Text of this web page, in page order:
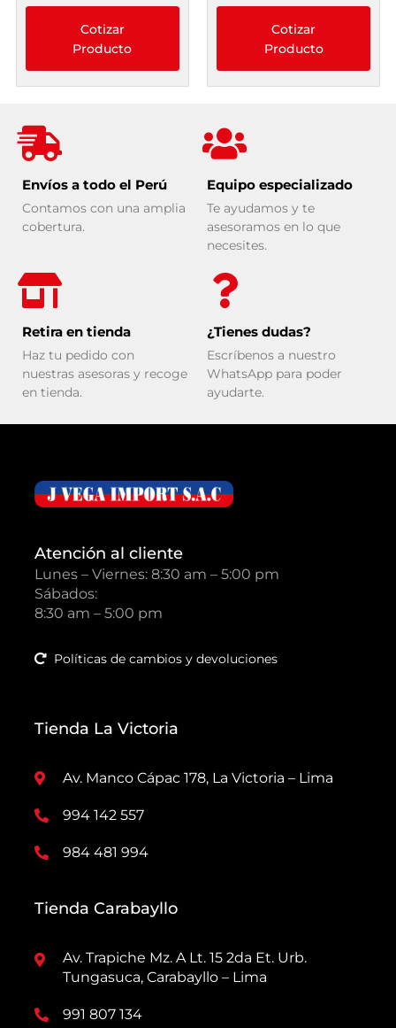
Cotizar
Producto
Cotizar
Producto
Envíos a todo el Perú
Contamos con una amplia
cobertura.
Equipo especializado
Te ayudamos y te
asesoramos en lo que
necesites.
Retira en tienda
Haz tu pedido con
nuestras asesoras y recoge
en tienda.
¿Tienes dudas?
Escríbenos a nuestro
WhatsApp para poder
ayudarte.
Atención al cliente
Lunes – Viernes: 8:30 am – 5:00 pm
Sábados:
8:30 am – 5:00 pm
Políticas de cambios y devoluciones
Tienda La Victoria
Av. Manco Cápac 178, La Victoria – Lima
994 142 557
984 481 994
Tienda Carabayllo
Av. Trapiche Mz. A Lt. 15 2da Et. Urb.
Tungasuca, Carabayllo – Lima
991 807 134